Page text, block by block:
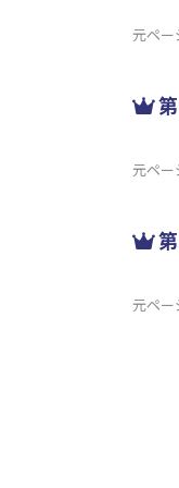
元ペー
元ペー
元ペー